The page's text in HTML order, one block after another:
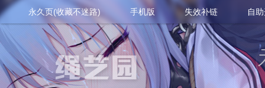
永久页(收藏不迷路) 手机版 失效补链 自